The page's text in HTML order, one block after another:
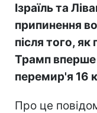
Ізраїль та
припинення
після того,
Трамп вперше
перемир'я 16
Про це